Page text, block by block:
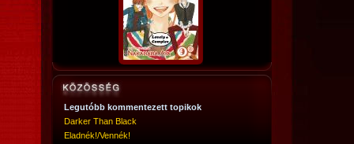
Legutóbb kommentezett topikok
Darker Than Black
Eladnék!/Vennék!